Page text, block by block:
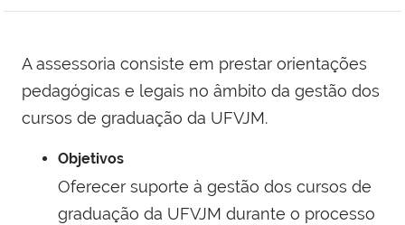
A assessoria consiste em prestar orientações
pedagógicas e legais no âmbito da gestão dos
cursos de graduação da UFVJM.
Objetivos
Oferecer suporte à gestão dos cursos de
graduação da UFVJM durante o processo